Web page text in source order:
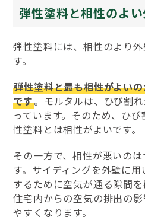
弾性塗料と相性のよ
弾性塗料には、相性のより
す。
弾性塗料と最も相性がよい
です。モルタルは、ひび割
っています。そのため、ひ
性塗料とは相性がよいです。
その一方で、相性が悪いの
す。サイディングを外壁に
するために空気が通る隙間を
住宅内からの空気の排出の
やすくなります。